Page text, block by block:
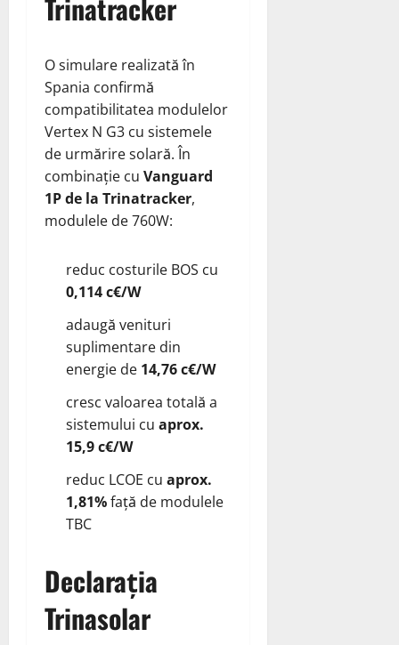
Trinatracker
O simulare realizată în
Spania confirmă
compatibilitatea modulelor
Vertex N G3 cu sistemele
de urmărire solară. În
combinație cu Vanguard
1P de la Trinatracker,
modulele de 760W:
reduc costurile BOS cu
0,114 c€/W
adaugă venituri
suplimentare din
energie de 14,76 c€/W
cresc valoarea totală a
sistemului cu aprox.
15,9 c€/W
reduc LCOE cu aprox.
1,81%față de modulele
TBC
Declarația
Trinasolar